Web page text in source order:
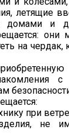
летящие
и
они
на
при
не